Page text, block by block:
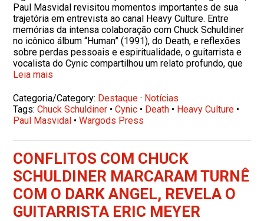
Paul Masvidal revisitou momentos importantes de sua
trajetória em entrevista ao canal Heavy Culture. Entre
memórias da intensa colaboração com Chuck Schuldiner
no icônico álbum “Human” (1991), do Death, e reflexões
sobre perdas pessoais e espiritualidade, o guitarrista e
vocalista do Cynic compartilhou um relato profundo, que
Leia mais
Categoria/Category: Destaque · Notícias
Tags:Chuck Schuldiner •Cynic • Death • Heavy Culture •
Paul Masvidal •Wargods Press
CONFLITOS COM CHUCK
SCHULDINER MARCARAM TURNÊ
COM O DARK ANGEL, REVELA O
GUITARRISTA ERIC MEYER